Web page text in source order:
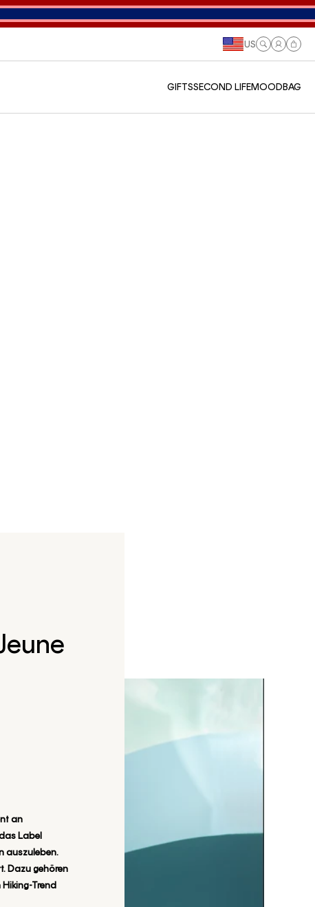
US
LogCart
GIFTSSECOND LIFEMOODBAG
an
Label
auszuleben.
Dazu gehören
Trend